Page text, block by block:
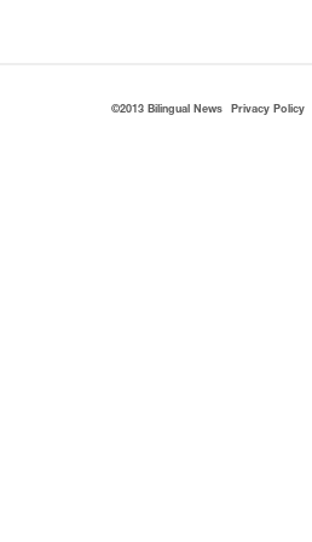
©2013 Bilingual News Privacy Policy